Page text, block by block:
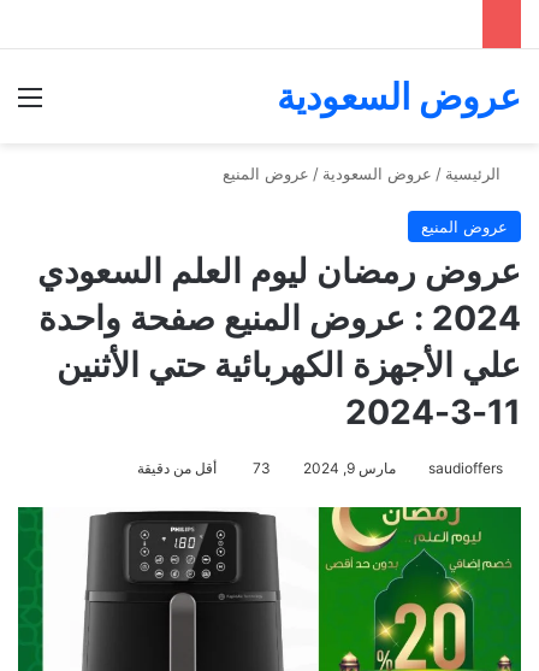
عروض السعودية
الرئيسية / عروض السعودية / عروض المنيع
عروض المنيع
عروض رمضان ليوم العلم السعودي
2024 : عروض المنيع صفحة واحدة
علي الأجهزة الكهربائية حتي الأثنين
11-3-2024
saudioffers مارس 9, 2024 73 أقل من دقيقة